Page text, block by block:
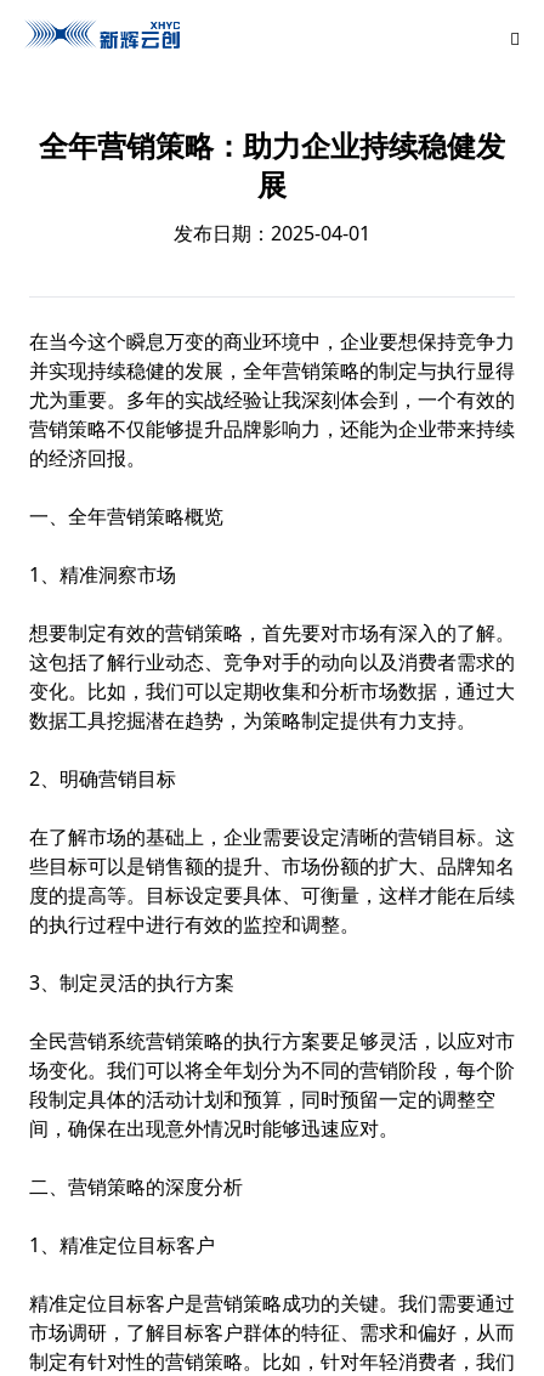
全年营销策略：助力企业持续稳健发
展
发布日期：2025-04-01
在当今这个瞬息万变的商业环境中，企业要想保持竞争力
并实现持续稳健的发展，全年营销策略的制定与执行显得
尤为重要。多年的实战经验让我深刻体会到，一个有效的
营销策略不仅能够提升品牌影响力，还能为企业带来持续
的经济回报。
一、全年营销策略概览
1、精准洞察市场
想要制定有效的营销策略，首先要对市场有深入的了解。
这包括了解行业动态、竞争对手的动向以及消费者需求的
变化。比如，我们可以定期收集和分析市场数据，通过大
数据工具挖掘潜在趋势，为策略制定提供有力支持。
2、明确营销目标
在了解市场的基础上，企业需要设定清晰的营销目标。这
些目标可以是销售额的提升、市场份额的扩大、品牌知名
度的提高等。目标设定要具体、可衡量，这样才能在后续
的执行过程中进行有效的监控和调整。
3、制定灵活的执行方案
全民营销系统营销策略的执行方案要足够灵活，以应对市
场变化。我们可以将全年划分为不同的营销阶段，每个阶
段制定具体的活动计划和预算，同时预留一定的调整空
间，确保在出现意外情况时能够迅速应对。
二、营销策略的深度分析
1、精准定位目标客户
精准定位目标客户是营销策略成功的关键。我们需要通过
市场调研，了解目标客户群体的特征、需求和偏好，从而
制定有针对性的营销策略。比如，针对年轻消费者，我们